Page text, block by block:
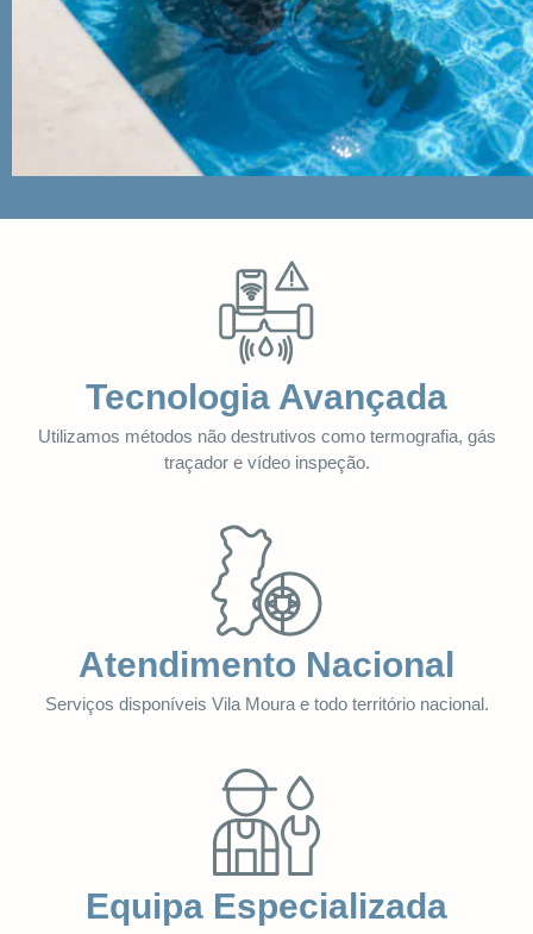
Tecnologia Avançada
Utilizamos métodos não destrutivos como termografia, gás
traçador e vídeo inspeção.
Atendimento Nacional
Serviços disponíveis Vila Moura e todo território nacional.
Equipa Especializada